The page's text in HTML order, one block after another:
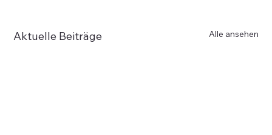
Aktuelle Beiträge Alle ansehen